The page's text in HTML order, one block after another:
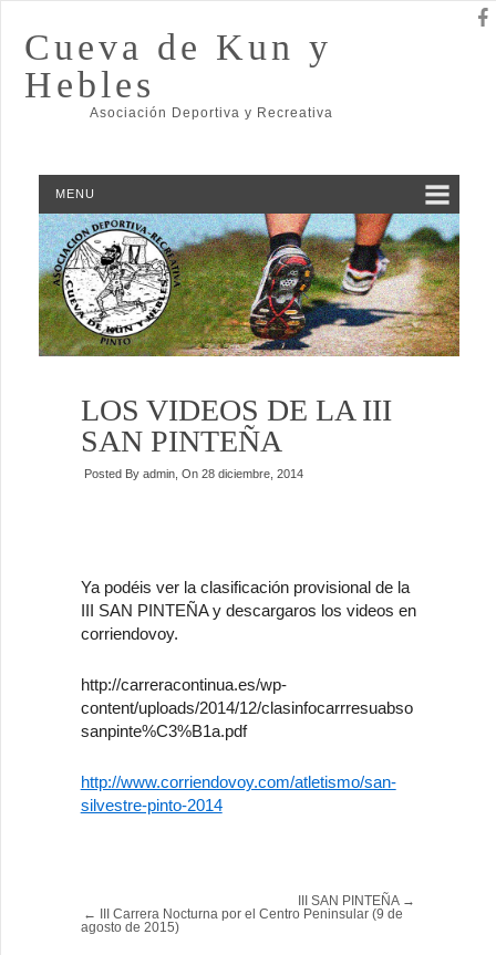
Cueva de Kun y
Hebles
Asociación Deportiva y Recreativa
MENU
LOS VIDEOS DE LA III
SAN PINTEÑA
Posted By admin, On 28 diciembre, 2014
Ya podéis ver la clasificación provisional de la
III SAN PINTEÑA y descargaros los videos en
corriendovoy.
http://carreracontinua.es/wp-
content/uploads/2014/12/clasinfocarrresuabso
sanpinte%C3%B1a.pdf
http://www.corriendovoy.com/atletismo/san-
silvestre-pinto-2014
III SAN PINTEÑA →
←
III Carrera Nocturna por el Centro Peninsular (9 de
agosto de 2015)